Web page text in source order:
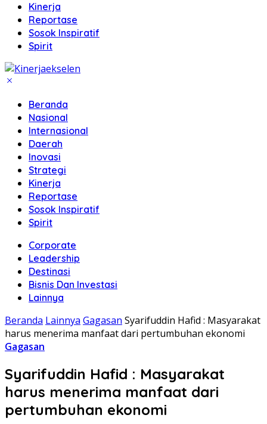
Kinerja
Reportase
Sosok Inspiratif
Spirit
Beranda
Nasional
Internasional
Daerah
Inovasi
Strategi
Kinerja
Reportase
Sosok Inspiratif
Spirit
Corporate
Leadership
Destinasi
Bisnis Dan Investasi
Lainnya
Beranda Lainnya Gagasan Syarifuddin Hafid : Masyarakat
harus menerima manfaat dari pertumbuhan ekonomi
Gagasan
Syarifuddin Hafid : Masyarakat
harus menerima manfaat dari
pertumbuhan ekonomi